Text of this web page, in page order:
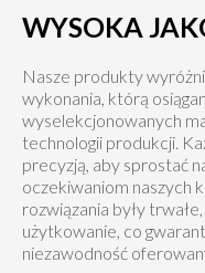
WYSOKA
Nasze produkty
wykonania, którą
wyselekcjonowanych
technologii produkcji.
precyzją, aby sprostać
oczekiwaniom naszych
rozwiązania były
użytkowanie, co
niezawodność